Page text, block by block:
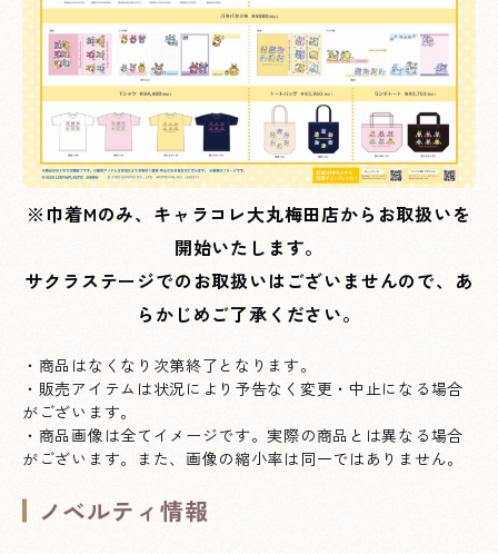
※巾着Mのみ、キャラコレ大丸梅田店からお取扱いを
開始いたします。
サクラステージでのお取扱いはございませんので、あ
らかじめご了承ください。
・商品はなくなり次第終了となります。
・販売アイテムは状況により予告なく変更・中止になる場合
がございます。
・商品画像は全てイメージです。実際の商品とは異なる場合
がございます。また、画像の縮小率は同一ではありません。
ノベルティ情報